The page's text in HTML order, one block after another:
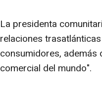
La presidenta
relaciones
consumidores, además
comercial del mundo".